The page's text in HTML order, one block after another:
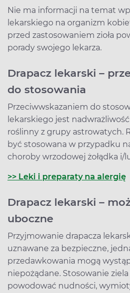
Nie ma informacji na temat
lekarskiego na organizm
przed zastosowaniem zioła
porady swojego lekarza.
Drapacz lekarski –
do stosowania
Przeciwwskazaniem do
lekarskiego jest
roślinny z grupy astrowatych.
być stosowana w przypadku
choroby wrzodowej żołądka i/
>> Leki i preparaty na alergię
Drapacz lekarski –
uboczne
Przyjmowanie drapacza
uznawane za bezpieczne,
przedawkowania mogą
niepożądane. Stosowanie
powodować nudności,